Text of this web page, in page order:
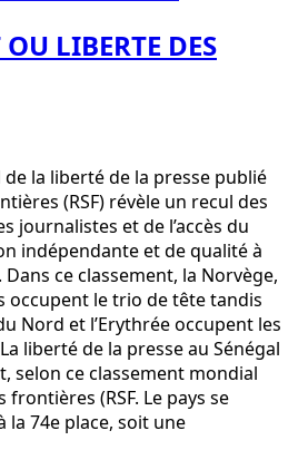
LIBERTE DES
la liberté de la presse publié
(RSF) révèle un recul des
journalistes et de l’accès du
indépendante et de qualité à
ce classement, la Norvège,
occupent le trio de tête tandis
Nord et l’Erythrée occupent les
liberté de la presse au Sénégal
selon ce classement mondial
(RSF. Le pays se
74e place, soit une